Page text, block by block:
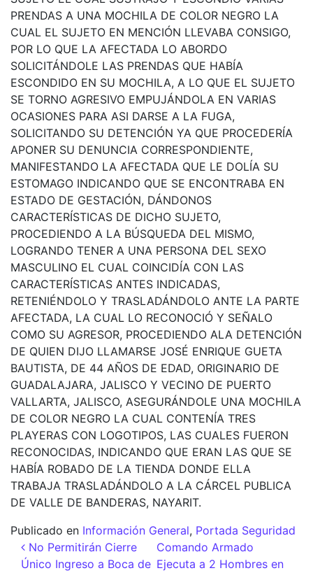
PRENDAS A UNA MOCHILA DE COLOR NEGRO LA
CUAL EL SUJETO EN MENCIÓN LLEVABA CONSIGO,
POR LO QUE LA AFECTADA LO ABORDO
SOLICITÁNDOLE LAS PRENDAS QUE HABÍA
ESCONDIDO EN SU MOCHILA, A LO QUE EL SUJETO
SE TORNO AGRESIVO EMPUJÁNDOLA EN VARIAS
OCASIONES PARA ASI DARSE A LA FUGA,
SOLICITANDO SU DETENCIÓN YA QUE PROCEDERÍA
APONER SU DENUNCIA CORRESPONDIENTE,
MANIFESTANDO LA AFECTADA QUE LE DOLÍA SU
ESTOMAGO INDICANDO QUE SE ENCONTRABA EN
ESTADO DE GESTACIÓN, DÁNDONOS
CARACTERÍSTICAS DE DICHO SUJETO,
PROCEDIENDO A LA BÚSQUEDA DEL MISMO,
LOGRANDO TENER A UNA PERSONA DEL SEXO
MASCULINO EL CUAL COINCIDÍA CON LAS
CARACTERÍSTICAS ANTES INDICADAS,
RETENIÉNDOLO Y TRASLADÁNDOLO ANTE LA PARTE
AFECTADA, LA CUAL LO RECONOCIÓ Y SEÑALO
COMO SU AGRESOR, PROCEDIENDO ALA DETENCIÓN
DE QUIEN DIJO LLAMARSE JOSÉ ENRIQUE GUETA
BAUTISTA, DE 44 AÑOS DE EDAD, ORIGINARIO DE
GUADALAJARA, JALISCO Y VECINO DE PUERTO
VALLARTA, JALISCO, ASEGURÁNDOLE UNA MOCHILA
DE COLOR NEGRO LA CUAL CONTENÍA TRES
PLAYERAS CON LOGOTIPOS, LAS CUALES FUERON
RECONOCIDAS, INDICANDO QUE ERAN LAS QUE SE
HABÍA ROBADO DE LA TIENDA DONDE ELLA
TRABAJA TRASLADÁNDOLO A LA CÁRCEL PUBLICA
DE VALLE DE BANDERAS, NAYARIT.
Publicado en Información General, Portada Seguridad
Navegación de entradas
No Permitirán Cierre
Único Ingreso a Boca de
Comando Armado
Ejecuta a 2 Hombres en